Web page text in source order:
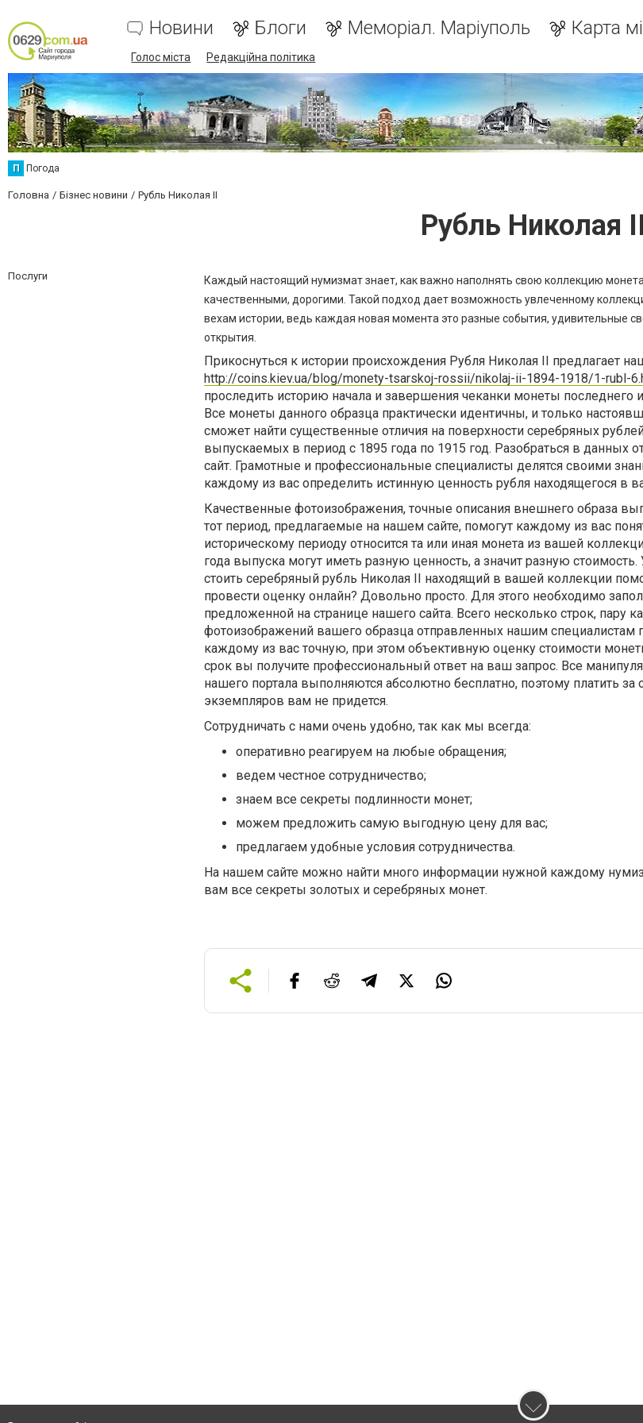
Новини Блоги Меморіал. Маріуполь Карта
Голос міста Редакційна політика
П Погода
Головна Бізнес новини Рубль Николая II
Рубль Николая II
Послуги
Каждый настоящий нумизмат знает, как важно наполнять свою коллекцию
качественными, дорогими. Такой подход дает возможность увлеченному
вехам истории, ведь каждая новая момента это разные события, удивительные
открытия.
Прикоснуться к истории происхождения Рубля Николая II предлагает
http://coins.kiev.ua/blog/monety-tsarskoj-rossii/nikolaj-ii-1894-1918/1-rubl-
проследить историю начала и завершения чеканки монеты последнего
Все монеты данного образца практически идентичны, и только
сможет найти существенные отличия на поверхности серебряных
выпускаемых в период с 1895 года по 1915 год. Разобраться в данных
сайт. Грамотные и профессиональные специалисты делятся своими
каждому из вас определить истинную ценность рубля находящегося в
Качественные фотоизображения, точные описания внешнего образа
тот период, предлагаемые на нашем сайте, помогут каждому из вас
историческому периоду относится та или иная монета из вашей
года выпуска могут иметь разную ценность, а значит разную
стоить серебряный рубль Николая II находящий в вашей коллекции
провести оценку онлайн? Довольно просто. Для этого необходимо
предложенной на странице нашего сайта. Всего несколько строк, пару
фотоизображений вашего образца отправленных нашим специалистам
каждому из вас точную, при этом объективную оценку стоимости
срок вы получите профессиональный ответ на ваш запрос. Все
нашего портала выполняются абсолютно бесплатно, поэтому платить
экземпляров вам не придется.
Сотрудничать с нами очень удобно, так как мы всегда:
оперативно реагируем на любые обращения;
ведем честное сотрудничество;
знаем все секреты подлинности монет;
можем предложить самую выгодную цену для вас;
предлагаем удобные условия сотрудничества.
На нашем сайте можно найти много информации нужной каждому
вам все секреты золотых и серебряных монет.